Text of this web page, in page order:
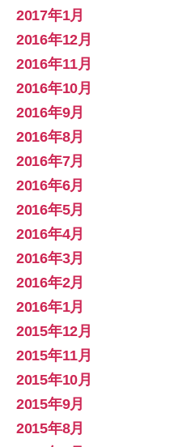
2017年1月
2016年12月
2016年11月
2016年10月
2016年9月
2016年8月
2016年7月
2016年6月
2016年5月
2016年4月
2016年3月
2016年2月
2016年1月
2015年12月
2015年11月
2015年10月
2015年9月
2015年8月